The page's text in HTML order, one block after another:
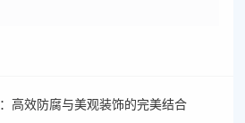
高效防腐与美观装饰的完美结合